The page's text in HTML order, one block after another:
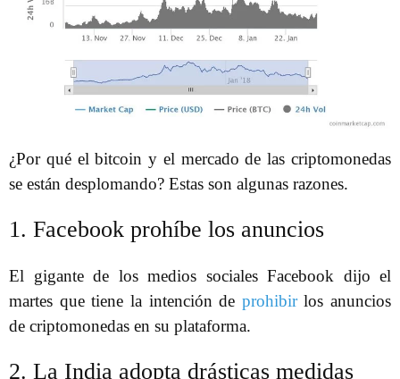
¿Por qué el bitcoin y el mercado de las criptomonedas
se están desplomando? Estas son algunas razones.
1. Facebook prohíbe los anuncios
El gigante de los medios sociales Facebook dijo el
martes que tiene la intención de prohibirlos anuncios
de criptomonedas en su plataforma.
2. La India adopta drásticas medidas